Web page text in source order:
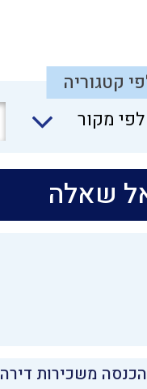
קטגוריה
לפי מקור
שאלה
משכירות דירה